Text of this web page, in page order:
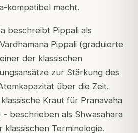
kompatibel macht.
beschreibt Pippali als
Pippali (graduierte
der klassischen
zur Stärkung des
über die Zeit.
Kraut für Pranavaha
- beschrieben als Shwasahara
klassischen Terminologie.